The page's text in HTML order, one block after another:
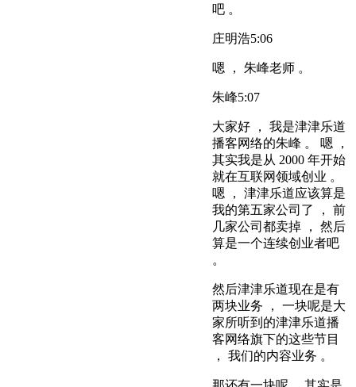
吧 。
庄明浩5:06
嗯 ， 朱峰老师 。
朱峰5:07
大家好 ， 我是津津乐道
播客网络的朱峰 。 嗯 ，
其实我是从 2000 年开始
就在互联网领域创业 。
嗯 ， 津津乐道应该算是
我的第五家公司了 ， 前
几家公司都卖掉 ， 然后
算是一个连续创业者吧
。
然后津津乐道现在是有
两块业务 ， 一块呢是大
家所听到的津津乐道播
客网络旗下的这些节目
， 我们的内容业务 。